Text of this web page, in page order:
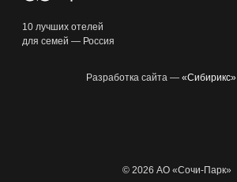
10 лучших отелей
для семей — Россия
© 2026 АО «Сочи-Парк»
Разработка сайта — «Сибирикс»